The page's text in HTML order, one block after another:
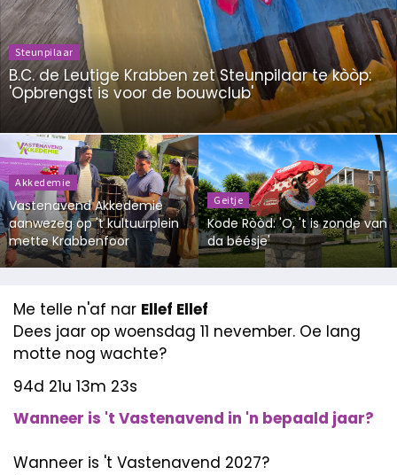
Steunpilaar
B.C. de Leutige Krabben zet Steunpilaar te kòòp:
'Opbrengst is voor de bouwclub'
Akkedemie
Vastenavend Akkedemie
aanwezeg op 't kultuurplein
mette Krabbenfoor
Geitje
Kode Ròòd: 'O, 't is zonde van
da béésje'
Me telle n'af nar Ellef Ellef
Dees jaar op woensdag 11 nevember. Oe lang
motte nog wachte?
94d 21u 13m 22s
Wanneer is 't Vastenavend in 'n bepaald jaar?
Wanneer is 't Vastenavend 2027?